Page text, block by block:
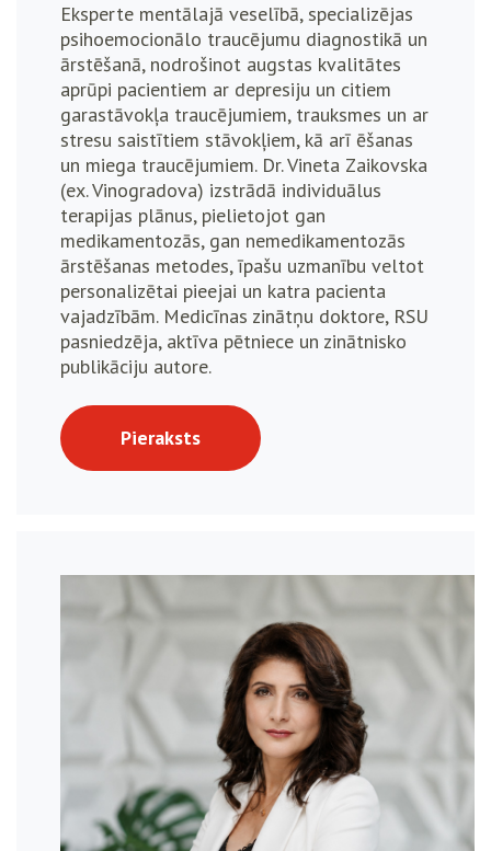
Eksperte mentālajā veselībā, specializējas
psihoemocionālo traucējumu diagnostikā un
ārstēšanā, nodrošinot augstas kvalitātes
aprūpi pacientiem ar depresiju un citiem
garastāvokļa traucējumiem, trauksmes un ar
stresu saistītiem stāvokļiem, kā arī ēšanas
un miega traucējumiem. Dr. Vineta Zaikovska
(ex. Vinogradova) izstrādā individuālus
terapijas plānus, pielietojot gan
medikamentozās, gan nemedikamentozās
ārstēšanas metodes, īpašu uzmanību veltot
personalizētai pieejai un katra pacienta
vajadzībām. Medicīnas zinātņu doktore, RSU
pasniedzēja, aktīva pētniece un zinātnisko
publikāciju autore.
Pieraksts